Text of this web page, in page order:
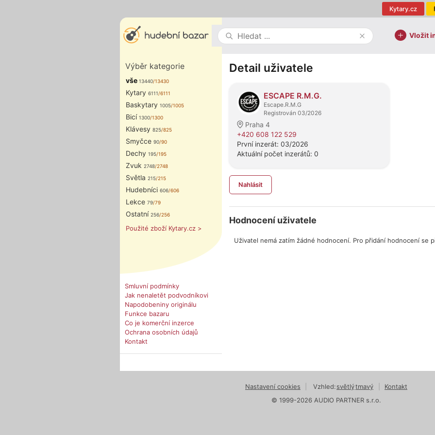
Kytary.cz
Vložit
Výběr kategorie
vše 13440/13430
Kytary 6111/6111
Baskytary 1005/1005
Bicí 1300/1300
Klávesy 825/825
Smyčce 90/90
Dechy 195/195
Zvuk 2748/2748
Světla 215/215
Hudebníci 606/606
Lekce 79/79
Ostatní 256/256
Použité zboží Kytary.cz >
Smluvní podmínky
Jak nenaletět podvodníkovi
Napodobeniny originálu
Funkce bazaru
Co je komerční inzerce
Ochrana osobních údajů
Kontakt
Detail uživatele
ESCAPE R.M.G.
Escape.R.M.G
Registrován 03/2026
Praha 4
+420 608 122 529
První inzerát: 03/2026
Aktuální počet inzerátů: 0
Nahlásit
Hodnocení uživatele
Uživatel nemá zatím žádné hodnocení. Pro přidání hodnocení se
Nastavení cookies Vzhled:světlýtmavý
Kontakt
© 1999-2026 AUDIO PARTNER s.r.o.